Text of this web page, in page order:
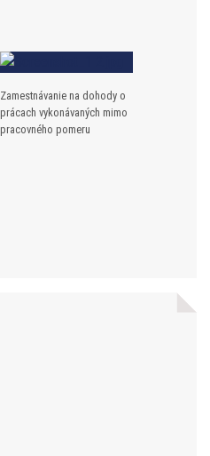
Zamestnávanie na dohody o
prácach vykonávaných mimo
pracovného pomeru